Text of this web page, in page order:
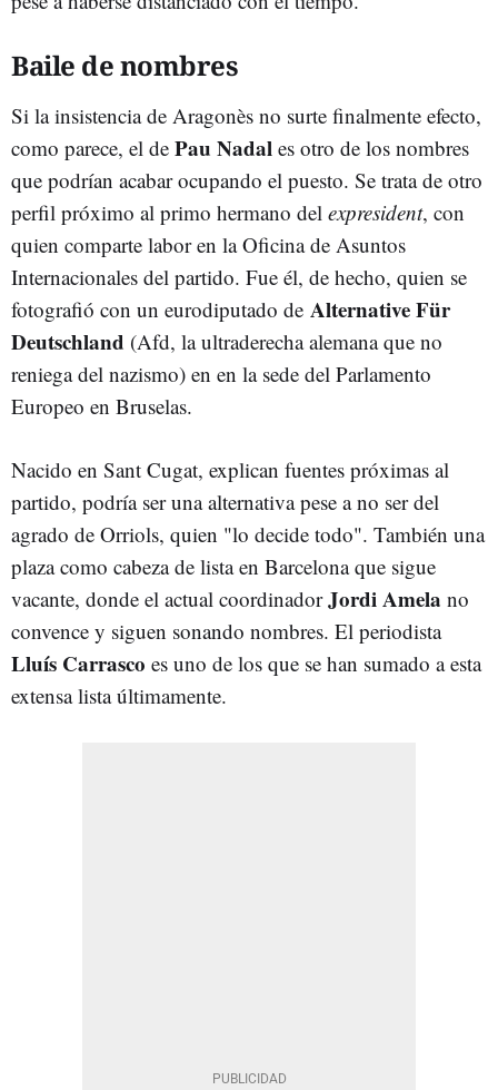
Baile de nombres
Si la insistencia de Aragonès no surte finalmente efecto,
como parece, el de Pau Nadal es otro de los nombres
que podrían acabar ocupando el puesto. Se trata de otro
perfil próximo al primo hermano del expresident, con
quien comparte labor en la Oficina de Asuntos
Internacionales del partido. Fue él, de hecho, quien se
fotografió con un eurodiputado de Alternative Für
Deutschland (Afd, la ultraderecha alemana que no
reniega del nazismo) en en la sede del Parlamento
Europeo en Bruselas.
Nacido en Sant Cugat, explican fuentes próximas al
partido, podría ser una alternativa pese a no ser del
agrado de Orriols, quien "lo decide todo". También una
plaza como cabeza de lista en Barcelona que sigue
vacante, donde el actual coordinadorJordi Amela no
convence y siguen sonando nombres. El periodista
Lluís Carrasco es uno de los que se han sumado a esta
extensa lista últimamente.